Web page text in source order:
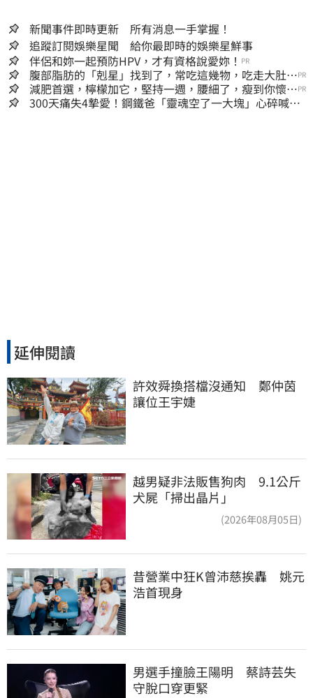
新聞事件即時更新 所有消息一手掌握！
追蹤訂閱娛樂星聞 給你最即時的娛樂星鮮事
伴侶和妳一起預防HPV，才有資格說愛妳！ PR
腹部脂肪的「剋星」找到了，常吃這幾物，吃走大肚
囊，瘦出小蠻腰
PR
減肥首選，檸檬加它，堅持一週，腰細了，瘦到你懷疑
人生
PR
300天痛失4摯愛！鋼鐵爸「靈魂空了一大塊」心碎喊：
延伸閱讀
許效舜換搭檔沒通知　鄭仲茵
讓位王宇婕
越男疑非法販售狗肉 9.1公斤
犬屍「掃出晶片」
(2026年08月05日)
昔營業中狂K曾沛慈挨轟　姚元
浩首現身
男選手撞臉王陽明　蔡詩芸失
守脫口穿更緊